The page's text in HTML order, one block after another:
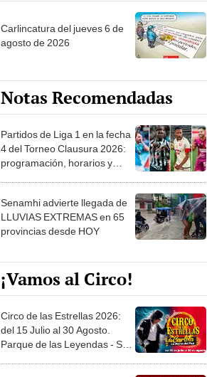
agosto de 2026
Notas Recomendadas
4 del Torneo Clausura 2026:
programación, horarios y
dónde ver
LLUVIAS EXTREMAS en 65
provincias desde HOY
¡Vamos al Circo!
del 15 Julio al 30 Agosto.
Parque de las Leyendas - San
Miguel